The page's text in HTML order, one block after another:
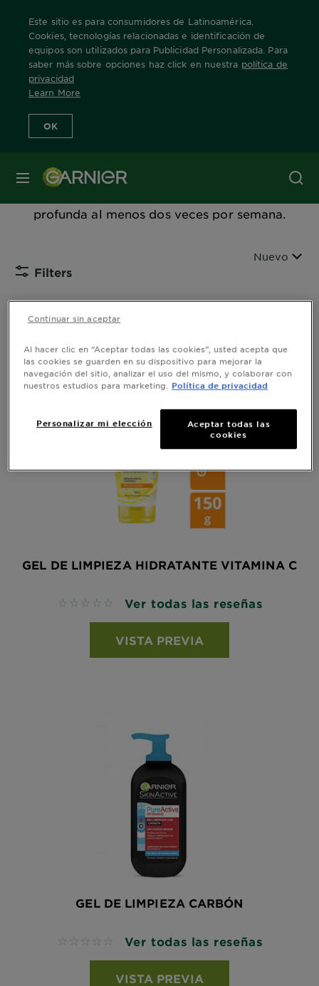
Este sitio es para consumidores de Latinoamérica.
Cookies, tecnologías relacionadas e identificación de
equipos son utilizados para Publicidad Personalizada. Para
saber más sobre opciones haz click en nuestra política de
privacidad
Learn More
OK
MENÚ
Home Productos
eliminando el exceso de sebo, células
profunda al menos dos veces por semana.
Filters
Ordenar por
Nuevo
Mostrando (4) resultado (s)
GEL DE LIMPIEZA HIDRATANTE VITAMINA C
No reviews Ver todas las reseñas
VISTA PREVIA
GEL DE LIMPIEZA CARBÓN
No reviews Ver todas las reseñas
VISTA PREVIA
Al hacer clic en “Aceptar todas las cookies”, usted acepta que
las cookies se guarden en su dispositivo para mejorar la
navegación del sitio, analizar el uso del mismo, y colaborar con
nuestros estudios para marketing. Política de privacidad
Personalizar mi elección
Aceptar todas las
cookies
Continuar sin aceptar